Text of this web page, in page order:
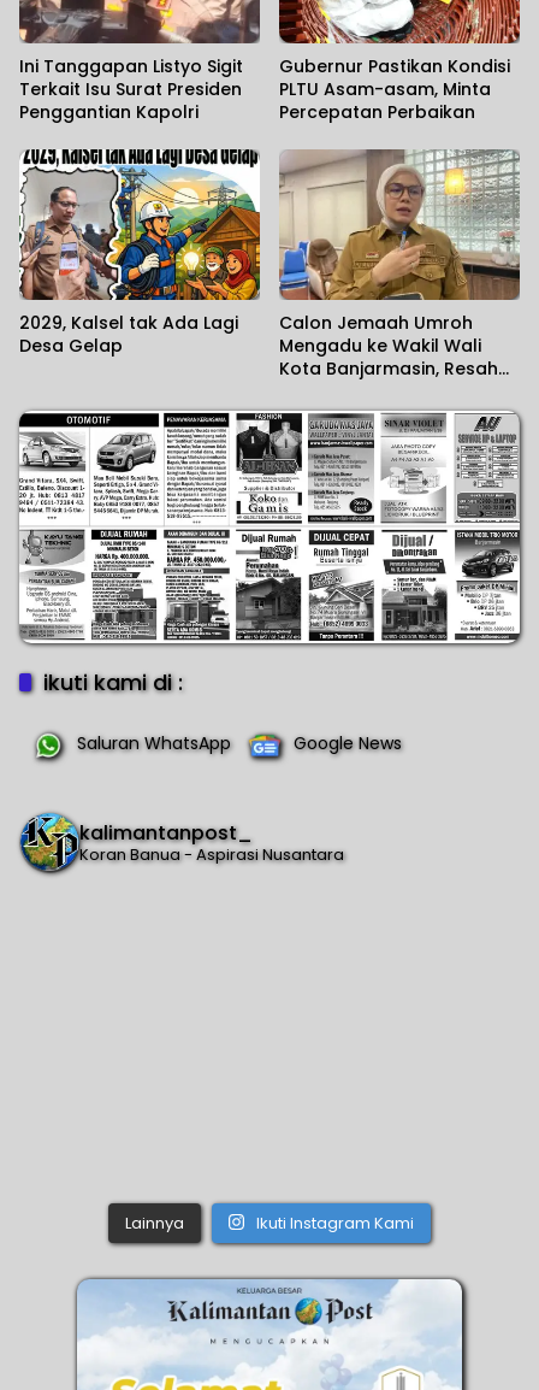
Ini Tanggapan Listyo Sigit
Terkait Isu Surat Presiden
Penggantian Kapolri
Gubernur Pastikan Kondisi
PLTU Asam-asam, Minta
Percepatan Perbaikan
2029, Kalsel tak Ada Lagi
Desa Gelap
Calon Jemaah Umroh
Mengadu ke Wakil Wali
Kota Banjarmasin, Resah
Jeddah
ikuti kami di :
Saluran WhatsApp Google News
kalimantanpost_
Koran Banua - Aspirasi Nusantara
Lainnya Ikuti Instagram Kami